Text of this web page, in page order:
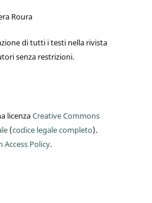
Roura
di tutti i testi nella rivista
senza restrizioni.
licenzaCreative Commons
(codice legale completo).
Access Policy.